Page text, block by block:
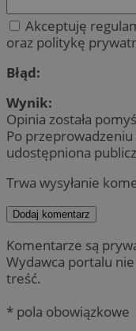
Akceptuję
oraz politykę
Błąd:
Wynik:
Opinia została
Po
udostępniona
Trwa wysyłanie
Dodaj komentarz
Komentarze są
Wydawca portalu
treść.
* pola obowiązkowe